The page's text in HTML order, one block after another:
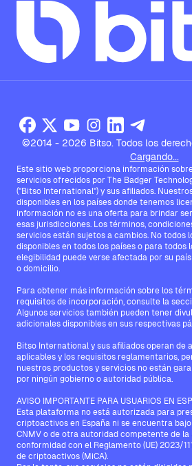
©2014 - 2026 Bitso. Todos los
Cargando...
Este sitio web proporciona información
servicios ofrecidos por The Badger
("Bitso International") y sus afiliados.
disponibles en los países donde tenemos
información no es una oferta para brindar
esas jurisdicciones. Los términos,
servicios están sujetos a cambios. No todos
disponibles en todos los países o para todos
elegibilidad puede verse afectada por su
o domicilio.
Para obtener más información sobre los
requisitos de incorporación, consulte la
Algunos servicios también pueden tener
adicionales disponibles en sus respectivas
Bitso International y sus afiliados operan de
aplicables y los requisitos reglamentarios,
nuestros productos y servicios no están
por ningún gobierno o autoridad pública.
AVISO IMPORTANTE PARA USUARIOS EN
Esta plataforma no está autorizada para
criptoactivos en España ni se encuentra
CNMV o de otra autoridad competente de la
conformidad con el Reglamento (UE) 2023/
de criptoactivos (MiCA).